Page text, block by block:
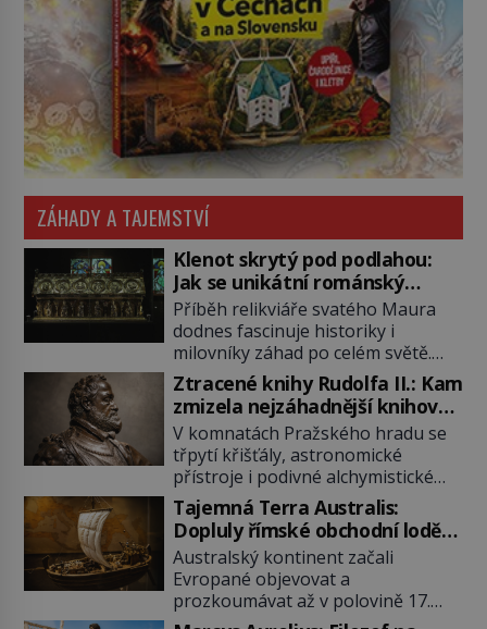
ZÁHADY A TAJEMSTVÍ
Klenot skrytý pod podlahou:
Jak se unikátní románský
poklad dostal do zapadlého
Bečova?
Příběh relikviáře svatého Maura
dodnes fascinuje historiky i
milovníky záhad po celém světě.
Tato románská zlatnická památka
ze 13. století je po českých
korunovačních klenotech druhým
nejcennějším movitým majetkem v
České republice. Přestože byl
klenot v roce 1985 po dramatickém
pátrání kriminalistů úspěšně
nalezen, jeho minulost stále
obestírá hustá mlha. Otázky, jak
přesně se tato […]
Ztracené knihy Rudolfa II.: Kam
zmizela nejzáhadnější knihovna
Evropy?
V komnatách Pražského hradu se
třpytí křišťály, astronomické
přístroje i podivné alchymistické
rukopisy. Císař Rudolf II.
shromažďuje vše, co souvisí s
tajemstvím přírody, hvězd i
lidského poznání. Jenže po jeho
smrti se jeho slavné sbírky začínají
rozpadat a část z nich mizí navždy.
Tajemná Terra Australis:
Dopluly římské obchodní lodě
až do Austrálie?
Australský kontinent začali
Evropané objevovat a
prozkoumávat až v polovině 17.
století. Existuje však možnost, že